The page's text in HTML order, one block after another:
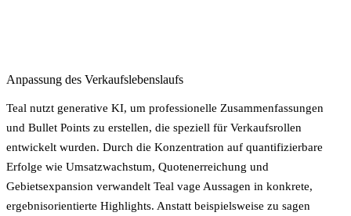
Anpassung des Verkaufslebenslaufs
Teal nutzt generative KI, um professionelle Zusammenfassungen
und Bullet Points zu erstellen, die speziell für Verkaufsrollen
entwickelt wurden. Durch die Konzentration auf quantifizierbare
Erfolge wie Umsatzwachstum, Quotenerreichung und
Gebietsexpansion verwandelt Teal vage Aussagen in konkrete,
ergebnisorientierte Highlights. Anstatt beispielsweise zu sagen